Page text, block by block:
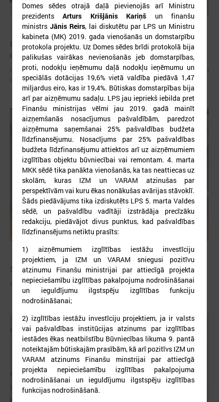
2026. gada 15. jūlijs
LPS: Interaktīvā karte vienkopus parāda plašu un
detalizētu informāciju par skolu tīklu Latvijā
LPS: Interaktīvā karte vienkopus parāda plašu un detalizētu informāciju
par skolu tīklu Latvijā
2026. gada 09. jūlijs
Sumināti Latvijas labākie tirgotāji
Sumināti Latvijas labākie tirgotāji
Domes sēdes otrajā daļā pievienojās arī Ministru
prezidentsArturs Krišjānis Kariņš un finanšu
ministrs Jānis Reirs, lai diskutētu par LPS un Ministru
kabineta (MK) 2019. gada vienošanās un domstarpību
protokola projektu. Uz Domes sēdes brīdi protokolā bija
palikušas vairākas nevienošanās jeb domstarpības,
proti, nodokļu ieņēmumu daļā nodokļu ieņēmumu un
speciālās dotācijas 19,6% vietā valdība piedāvā 1,47
miljardus eiro, kas ir 19,4%. Būtiskas domstarpības bija
arī par aizņēmumu sadaļu. LPS jau iepriekš iebilda pret
Finanšu ministrijas vēlmi jau 2019. gadā mainīt
aizņemšanās nosacījumus pašvaldībām, paredzot
aizņēmuma saņemšanai 25% pašvaldības budžeta
līdzfinansējumu. Nosacījums par 25% pašvaldības
budžeta līdzfinansējumu attiektos arī uz aizņēmumiem
izglītības objektu būvniecībai vai remontam. 4. marta
MKK sēdē tika panākta vienošanās, ka tas neattiecas uz
skolām, kuras IZM un VARAM atzinušas par
perspektīvām vai kuru ēkas nonākušas avārijas stāvoklī.
Šāds piedāvājums tika izdiskutēts LPS 5. marta Valdes
sēdē, un pašvaldību vadītāji izstrādāja precīzāku
redakciju, piedāvājot divus punktus, kad pašvaldības
līdzfinansējums netiktu prasīts:
1) aizņēmumiem izglītības iestāžu investīciju
projektiem, ja IZM un VARAM sniegusi pozitīvu
atzinumu Finanšu ministrijai par attiecīgā projekta
nepieciešamību izglītības pakalpojuma nodrošināšanai
un ieguldījumu ilgstspēju izglītības funkciju
nodrošināšanai;
2) izglītības iestāžu investīciju projektiem, ja ir valsts
vai pašvaldības institūcijas atzinums par izglītības
iestādes ēkas neatbilstību Būvniecības likuma 9. pantā
noteiktajām būtiskajām prasībām, kā arī pozitīvs IZM un
VARAM atzinums Finanšu minstrijai par attiecīgā
projekta nepieciešamību izglītības pakalpojuma
nodrošināšanai un ieguldījumu ilgstspēju izglītības
funkcijas nodrošināšanā.